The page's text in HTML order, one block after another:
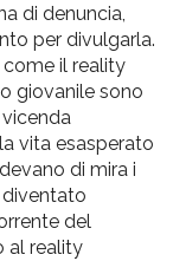
di denuncia,
per divulgarla.
il reality
giovanile sono
vita esasperato
di mira i
diventato
del
al reality